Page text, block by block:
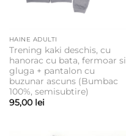
HAINE ADULTI
Trening kaki deschis, cu
hanorac cu bata, fermoar si
gluga + pantalon cu
buzunar ascuns (Bumbac
100%, semisubtire)
95,00 lei